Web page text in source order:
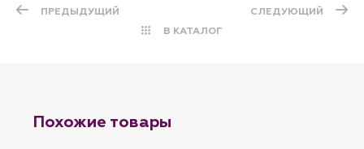
ПРЕДЫДУЩИЙ
В КАТАЛОГ
СЛЕДУЮЩИЙ
Похожие товары